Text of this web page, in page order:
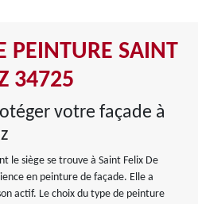
PEINTURE SAINT
34725
votre façade à
le siège se trouve à Saint Felix De
en peinture de façade. Elle a
actif. Le choix du type de peinture